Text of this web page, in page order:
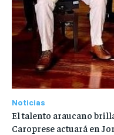
Noticias
El talento araucano
Caroprese actuará en